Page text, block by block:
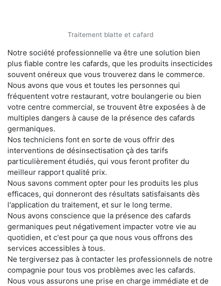
Traitement blatte et cafard
Notre société professionnelle va être une solution bien
plus fiable contre les cafards, que les produits insecticides
souvent onéreux que vous trouverez dans le commerce.
Nous avons que vous et toutes les personnes qui
fréquentent votre restaurant, votre boulangerie ou bien
votre centre commercial, se trouvent être exposées à de
multiples dangers à cause de la présence des cafards
germaniques.
Nos techniciens font en sorte de vous offrir des
interventions de désinsectisation çà des tarifs
particulièrement étudiés, qui vous feront profiter du
meilleur rapport qualité prix.
Nous savons comment opter pour les produits les plus
efficaces, qui donneront des résultats satisfaisants dès
l'application du traitement, et sur le long terme.
Nous avons conscience que la présence des cafards
germaniques peut négativement impacter votre vie au
quotidien, et c'est pour ça que nous vous offrons des
services accessibles à tous.
Ne tergiversez pas à contacter les professionnels de notre
compagnie pour tous vos problèmes avec les cafards.
Nous vous assurons une prise en charge immédiate et de